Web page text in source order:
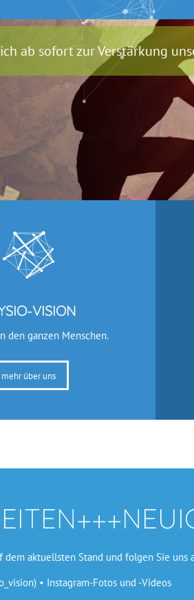
ab sofort zur Verstärkung
VISION
den ganzen Menschen.
mehr über uns
dem aktuellsten Stand und folgen Sie uns
• Instagram-Fotos und -Videos